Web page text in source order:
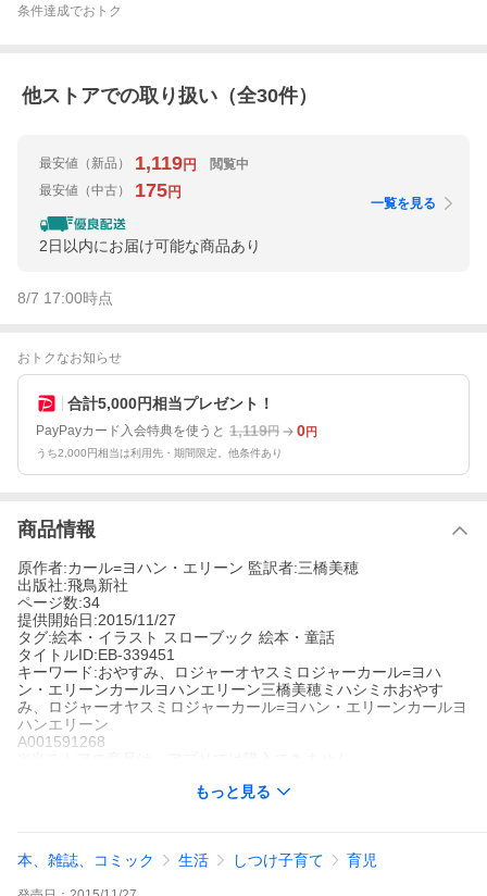
条件達成でおトク
他ストアでの取り扱い（全30件）
最安値 （新品） 1,119円
閲覧中
最安値 （中古） 175円
2日以内にお届け可能な商品あり
一覧を見る
8/7 17:00時点
おトクなお知らせ
合計5,000円相当プレゼント！
PayPayカード入会特典を使うと 1,119円 0円
うち2,000円相当は利用先・期間限定。他条件あり
商品情報
原作者:カール=ヨハン・エリーン 監訳者:三橋美穂
出版社:飛鳥新社
ページ数:34
提供開始日:2015/11/27
タグ:絵本・イラスト スローブック 絵本・童話
タイトルID:EB-339451
キーワード:おやすみ、ロジャーオヤスミロジャーカール=ヨハ
ン・エリーンカールヨハンエリーン三橋美穂ミハシミホおやす
み、ロジャーオヤスミロジャーカール=ヨハン・エリーンカールヨ
ハンエリーン
A001591268
字列のハイライト、検索、辞書の参照、引用などの機能が使用で
もっと見る
本、雑誌、コミック 生活 しつけ子育て 育児